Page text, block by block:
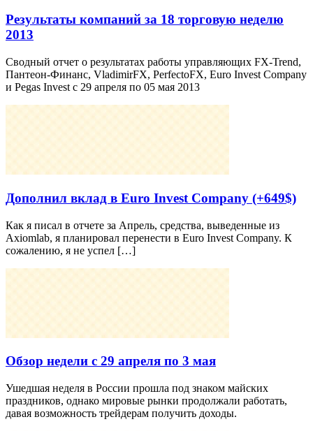
Результаты компаний за 18 торговую неделю
2013
Сводный отчет о результатах работы управляющих FX-Trend,
Пантеон-Финанс, VladimirFX, PerfectoFX, Euro Invest Company
и Pegas Invest с 29 апреля по 05 мая 2013
Дополнил вклад в Euro Invest Company (+649$)
Как я писал в отчете за Апрель, средства, выведенные из
Axiomlab, я планировал перенести в Euro Invest Company. К
сожалению, я не успел […]
Обзор недели с 29 апреля по 3 мая
Ушедшая неделя в России прошла под знаком майских
праздников, однако мировые рынки продолжали работать,
давая возможность трейдерам получить доходы.